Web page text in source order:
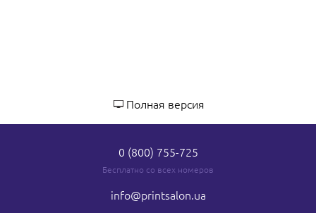
Полная версия
0 (800) 755-725
Бесплатно со всех номеров
info@printsalon.ua